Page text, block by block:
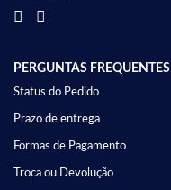
PERGUNTAS FREQUENTES
Status do Pedido
Prazo de entrega
Formas de Pagamento
Troca ou Devolução